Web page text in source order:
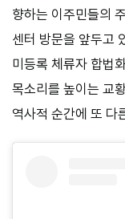
향하는 이주민들의
센터 방문을 앞두고
미등록 체류자 합법
목소리를 높이는 교
역사적 순간에 또 다